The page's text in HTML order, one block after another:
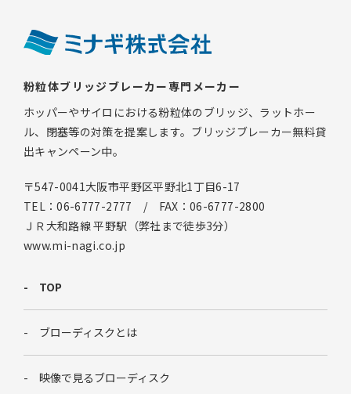
粉粒体ブリッジブレーカー専門メーカー
ホッパーやサイロにおける粉粒体のブリッジ、ラットホー
ル、閉塞等の対策を提案します。ブリッジブレーカー無料貸
出キャンペーン中。
〒547-0041大阪市平野区平野北1丁目6-17
TEL：06-6777-2777 / FAX：06-6777-2800
ＪＲ大和路線 平野駅（弊社まで徒歩3分）
www.mi-nagi.co.jp
TOP
ブローディスクとは
映像で見るブローディスク